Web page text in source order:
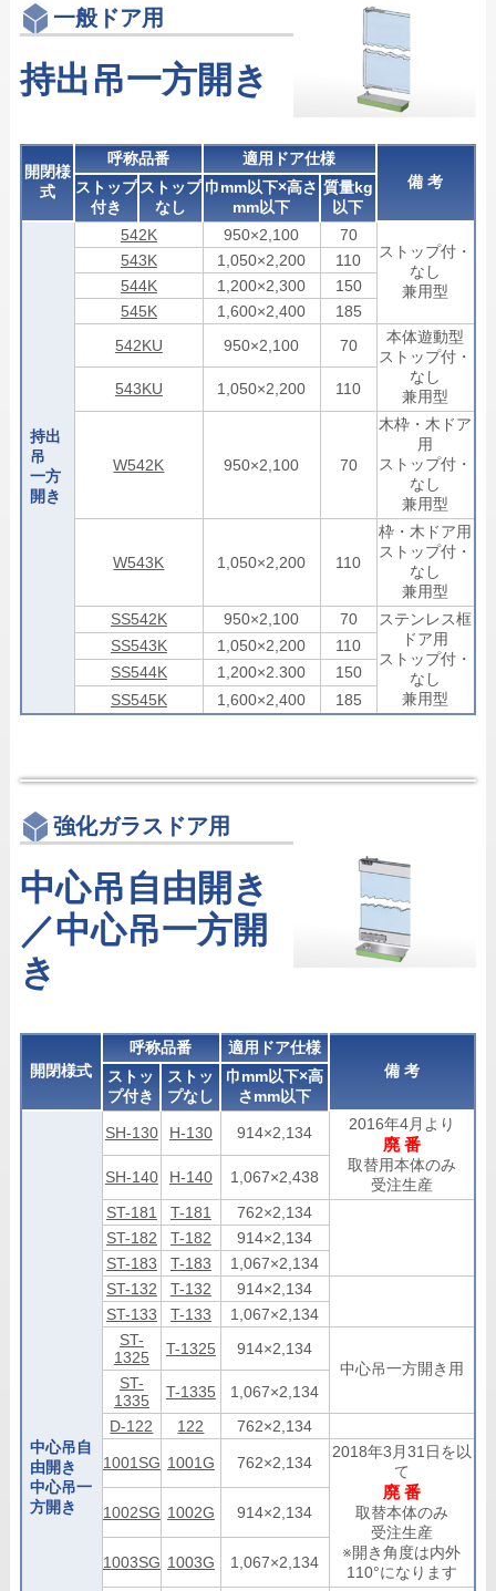
一般ドア用
持出吊一方開き
開閉様
式
呼称品番
適用ドア仕様
備 考
ストップ
付き
ストップ
なし
巾mm以下×高さ
mm以下
質量kg
以下
持出
吊
一方
開き
542K 950×2,100
70
ストップ付・
なし
兼用型
543K 1,050×2,200
110
544K
1,200×2,300
150
545K
1,600×2,400
185
542KU
950×2,100 70
本体遊動型
ストップ付・
なし
兼用型
543KU 1,050×2,200 110
W542K 950×2,100 70
木枠・木ドア
用
ストップ付・
なし
兼用型
W543K 1,050×2,200 110
枠・木ドア用
ストップ付・
なし
兼用型
SS542K
950×2,100 70
ステンレス框
ドア用
ストップ付・
なし
兼用型
SS543K 1,050×2,200
110
SS544K
1,200×2.300
150
SS545K
1,600×2,400 185
強化ガラスドア用
中心吊自由開き
／中心吊一方開
き
開閉様式
呼称品番
適用ドア仕様
備 考
ストッ
プ付き
ストッ
プなし
巾mm以下×高
さmm以下
中心吊自
由開き
中心吊一
方開き
SH-130 H-130 914×2,134 2016年4月より
廃 番
取替用本体のみ
受注生産
SH-140 H-140
1,067×2,438
ST-181
T-181
762×2,134
ST-182
T-182
914×2,134
ST-183
T-183
1,067×2,134
ST-132
T-132
914×2,134
ST-133
T-133
1,067×2,134
ST-
1325
T-1325
914×2,134
中心吊一方開き用
ST-
1335
T-1335
1,067×2,134
D-122
122 762×2,134
1001SG 1001G 762×2,134
2018年3月31日を以
て
廃 番
取替本体のみ
受注生産
※開き角度は内外
110°になります
1002SG 1002G 914×2,134
1003SG 1003G 1,067×2,134